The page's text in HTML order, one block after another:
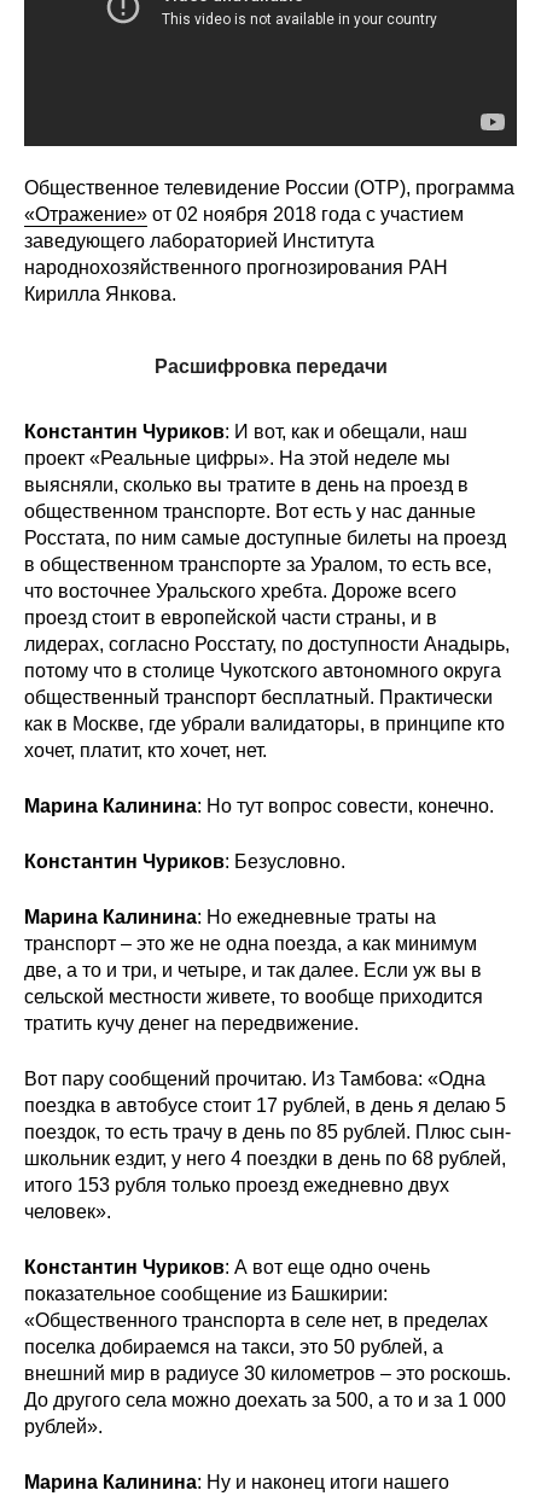
Общие требования
Стандарты оформления
Научные труды
Выпуски
Редакционная этика
Информация для авторов
Общие требования
Стандарты оформления
Семинары
Энергетический семинар
Inforum
Ученый совет
Материалы
О совете
Регулярные прогнозы
Краткосрочный прогноз
Оценка индекса промышленного
производства
Общественное телевидение России (ОТР), программа
«Отражение» от 02 ноября 2018 года с участием
заведующего лабораторией Института
народнохозяйственного прогнозирования РАН
Кирилла Янкова.
Расшифровка передачи
Константин Чуриков: И вот, как и обещали, наш
проект «Реальные цифры». На этой неделе мы
выясняли, сколько вы тратите в день на проезд в
общественном транспорте. Вот есть у нас данные
Росстата, по ним самые доступные билеты на проезд
в общественном транспорте за Уралом, то есть все,
что восточнее Уральского хребта. Дороже всего
проезд стоит в европейской части страны, и в
лидерах, согласно Росстату, по доступности Анадырь,
потому что в столице Чукотского автономного округа
общественный транспорт бесплатный. Практически
как в Москве, где убрали валидаторы, в принципе кто
хочет, платит, кто хочет, нет.
Марина Калинина: Но тут вопрос совести, конечно.
Константин Чуриков: Безусловно.
Марина Калинина: Но ежедневные траты на
транспорт – это же не одна поезда, а как минимум
две, а то и три, и четыре, и так далее. Если уж вы в
сельской местности живете, то вообще приходится
тратить кучу денег на передвижение.
Вот пару сообщений прочитаю. Из Тамбова: «Одна
поездка в автобусе стоит 17 рублей, в день я делаю 5
поездок, то есть трачу в день по 85 рублей. Плюс сын-
школьник ездит, у него 4 поездки в день по 68 рублей,
итого 153 рубля только проезд ежедневно двух
человек».
Константин Чуриков: А вот еще одно очень
показательное сообщение из Башкирии:
«Общественного транспорта в селе нет, в пределах
поселка добираемся на такси, это 50 рублей, а
внешний мир в радиусе 30 километров – это роскошь.
До другого села можно доехать за 500, а то и за 1 000
рублей».
Марина Калинина: Ну и наконец итоги нашего